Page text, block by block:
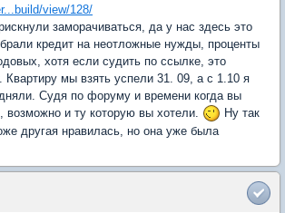
view/128/
заморачиваться, да у нас здесь это
кредит на неотложные нужды, проценты
хотя если судить по ссылке, это
Квартиру мы взять успели 31. 09, а с 1.10 я
Судя по форуму и времени когда вы
возможно и ту которую вы хотели.
Ну так
другая нравилась, но она уже была